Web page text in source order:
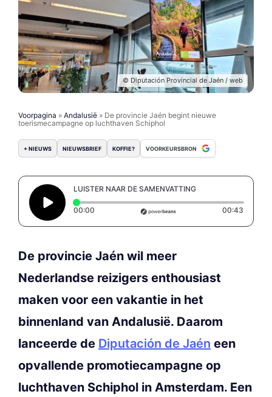
© Diputación Provincial de Jaén / web
Voorpagina » Andalusië » De provincie Jaén begint nieuwe
toerismecampagne op luchthaven Schiphol
+ NIEUWS NIEUWSBRIEF KOFFIE? VOORKEURSBRON
LUISTER NAAR DE SAMENVATTING
00:00 Elapsed time: 0 seconds 00:43
De provincie Jaén wil meer
Nederlandse reizigers enthousiast
maken voor een vakantie in het
binnenland van Andalusië. Daarom
lanceerde de Diputación de Jaén een
opvallende promotiecampagne op
luchthaven Schiphol in Amsterdam. Een